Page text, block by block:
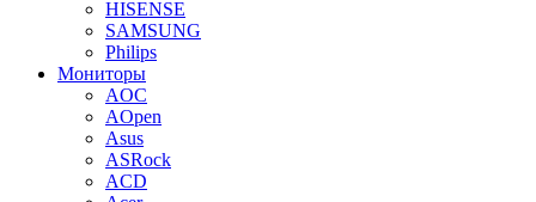
HISENSE
SAMSUNG
Philips
Мониторы
AOC
AOpen
Asus
ASRock
ACD